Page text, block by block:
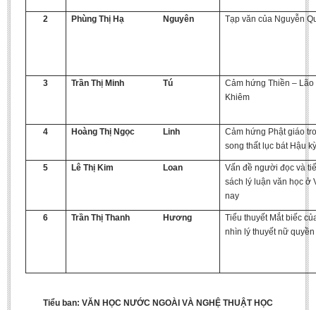
BA, MA, PhD. Theses
Studies on Vietnamese and Korean Literature and Films
Modernization process in Japanese literature and in the literatures of
East-Asian region
Perspective
2 Phùng Thị Hạ Nguyên Tạp văn của Nguyễn
3 Trần Thị Minh Tú
Cảm hứng Thiền –
Khiêm
4 Hoàng Thị Ngọc Linh
Cảm hứng Phật giáo
song thất lục bát Hậu
5 Lê Thị Kim Loan
Vấn đề người đọc và
sách lý luận văn học ở
nay
6 Trần Thị Thanh Hương
Tiểu thuyết Mắt biếc
nhìn lý thuyết nữ quyền
Tiểu ban: VĂN HỌC NƯỚC NGOÀI VÀ NGHỆ THUẬT HỌC